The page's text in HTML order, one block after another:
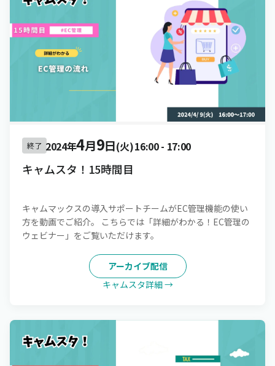
終了 2024年4月9日(火)16:00- 17:00
キャムスタ！15時間目
キャムマックスの導入サポートチームがEC管理機能の使い
方を動画でご紹介。 こちらでは「詳細がわかる！EC管理の
ウェビナー」をご覧いただけます。
アーカイブ配信
キャムスタ詳細 →